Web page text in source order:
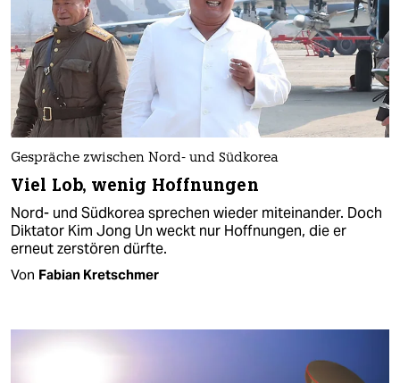
Gespräche zwischen Nord- und Südkorea
Viel Lob, wenig Hoffnungen
Nord- und Südkorea sprechen wieder miteinander. Doch
Diktator Kim Jong Un weckt nur Hoffnungen, die er
erneut zerstören dürfte.
Von Fabian Kretschmer